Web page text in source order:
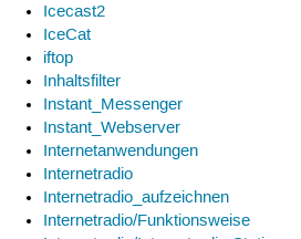
Icecast2
IceCat
iftop
Inhaltsfilter
Instant_Messenger
Instant_Webserver
Internetanwendungen
Internetradio
Internetradio_aufzeichnen
Internetradio/Funktionsweise